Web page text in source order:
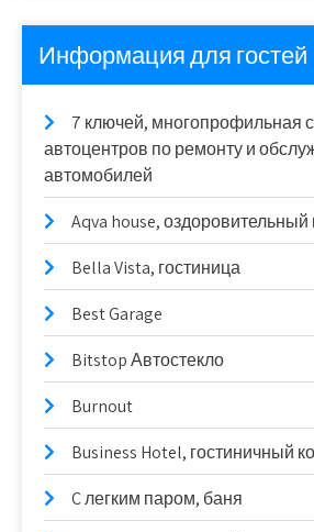
Информация для гостей
7 ключей, многопрофильная
автоцентров по ремонту и
автомобилей
Aqva house, оздоровительный
Bella Vista, гостиница
Best Garage
Bitstop Автостекло
Burnout
Business Hotel, гостиничный
C легким паром, баня